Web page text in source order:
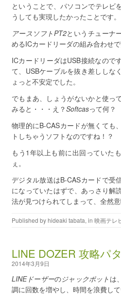
ということで、パソコンでテレビ
うしても実現したかったことです。
アースソフトPT2というチューナ
めるICカードリーダの組み合わせで
ICカードリーダはUSB接続なので
て、USBケーブルを抜き差ししな
ょっと不安定でした。
でもまあ、しょうがないかと使っ
みると・・・え？Softcasって何？
物理的にB-CASカードが無くても
トしちゃうソフトなのですね！？
もう1年以上も前に出回っていた
ぇ。
デジタル放送はB-CASカードで受
になっていたはずで、あっさり解
法が見つけられてしまって、全然意
Published by hideaki tabata, in 映画テレ
LINE DOZER 攻略パ
2014年3月9日
LINEドーザーのジャックポット は
調に回数を増やし、時間を浪費し